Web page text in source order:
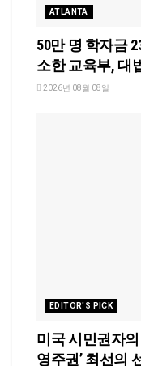
ATLANTA
50만 명 학자금
소한 교육부, 대
2026년 08월 08일
EDITOR'S PICK
미국 시민권자의
영주권’ 최선의